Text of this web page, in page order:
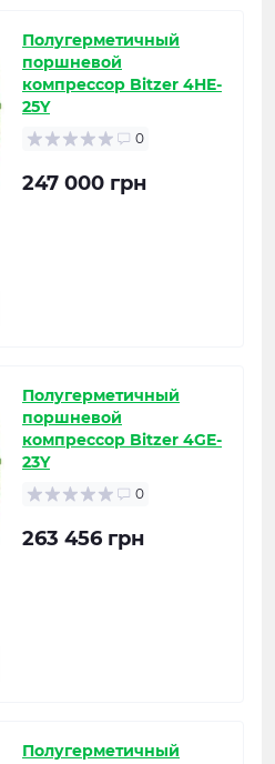
Полугерметичный
поршневой
компрессор Bitzer 4HE-
25Y
0
247 000 грн
Полугерметичный
поршневой
компрессор Bitzer 4GE-
23Y
0
263 456 грн
Полугерметичный